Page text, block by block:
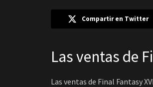
Compartir en Twitter
Las ventas de
Las ventas de Final Fantasy